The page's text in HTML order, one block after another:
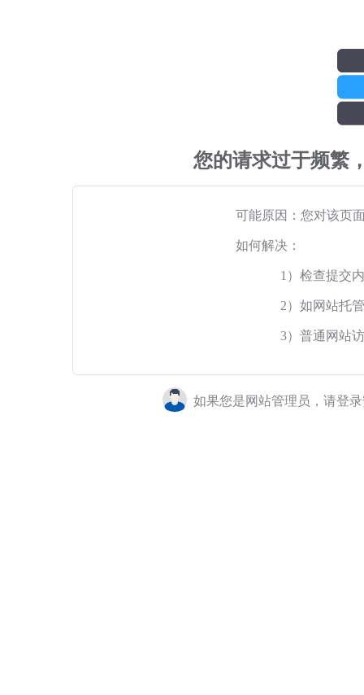
您的请求过于频繁
可能原因：您对该页
如何解决：
1）检查提交
2）如网站托
3）普通网站
如果您是网站管理员，请登